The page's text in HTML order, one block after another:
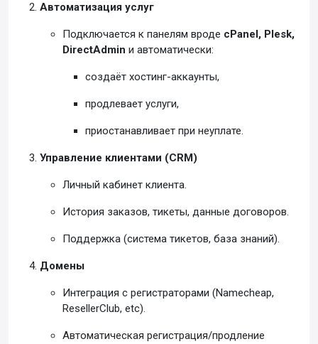
Автоматизация услуг
Подключается к панелям вроде cPanel, Plesk,
DirectAdmin и автоматически:
создаёт хостинг-аккаунты,
продлевает услуги,
приостанавливает при неуплате.
Управление клиентами (CRM)
Личный кабинет клиента.
История заказов, тикеты, данные договоров.
Поддержка (система тикетов, база знаний).
Домены
Интеграция с регистраторами (Namecheap,
ResellerClub, etc).
Автоматическая регистрация/продление